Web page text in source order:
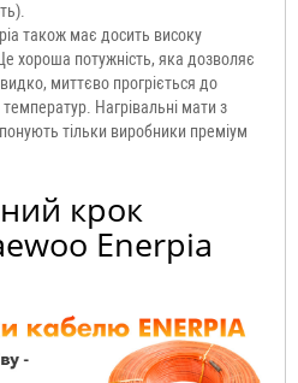
також має досить високу
хороша потужність, яка дозволяє
миттєво прогріється до
Нагрівальні мати з
тільки виробники преміум
крок
Enerpia